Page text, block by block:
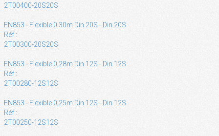
2T00400-20S20S
EN853 - Flexible 0.30m Din 20S - Din 20S
Réf :
2T00300-20S20S
EN853 - Flexible 0,28m Din 12S - Din 12S
Réf :
2T00280-12S12S
EN853 - Flexible 0,25m Din 12S - Din 12S
Réf :
2T00250-12S12S